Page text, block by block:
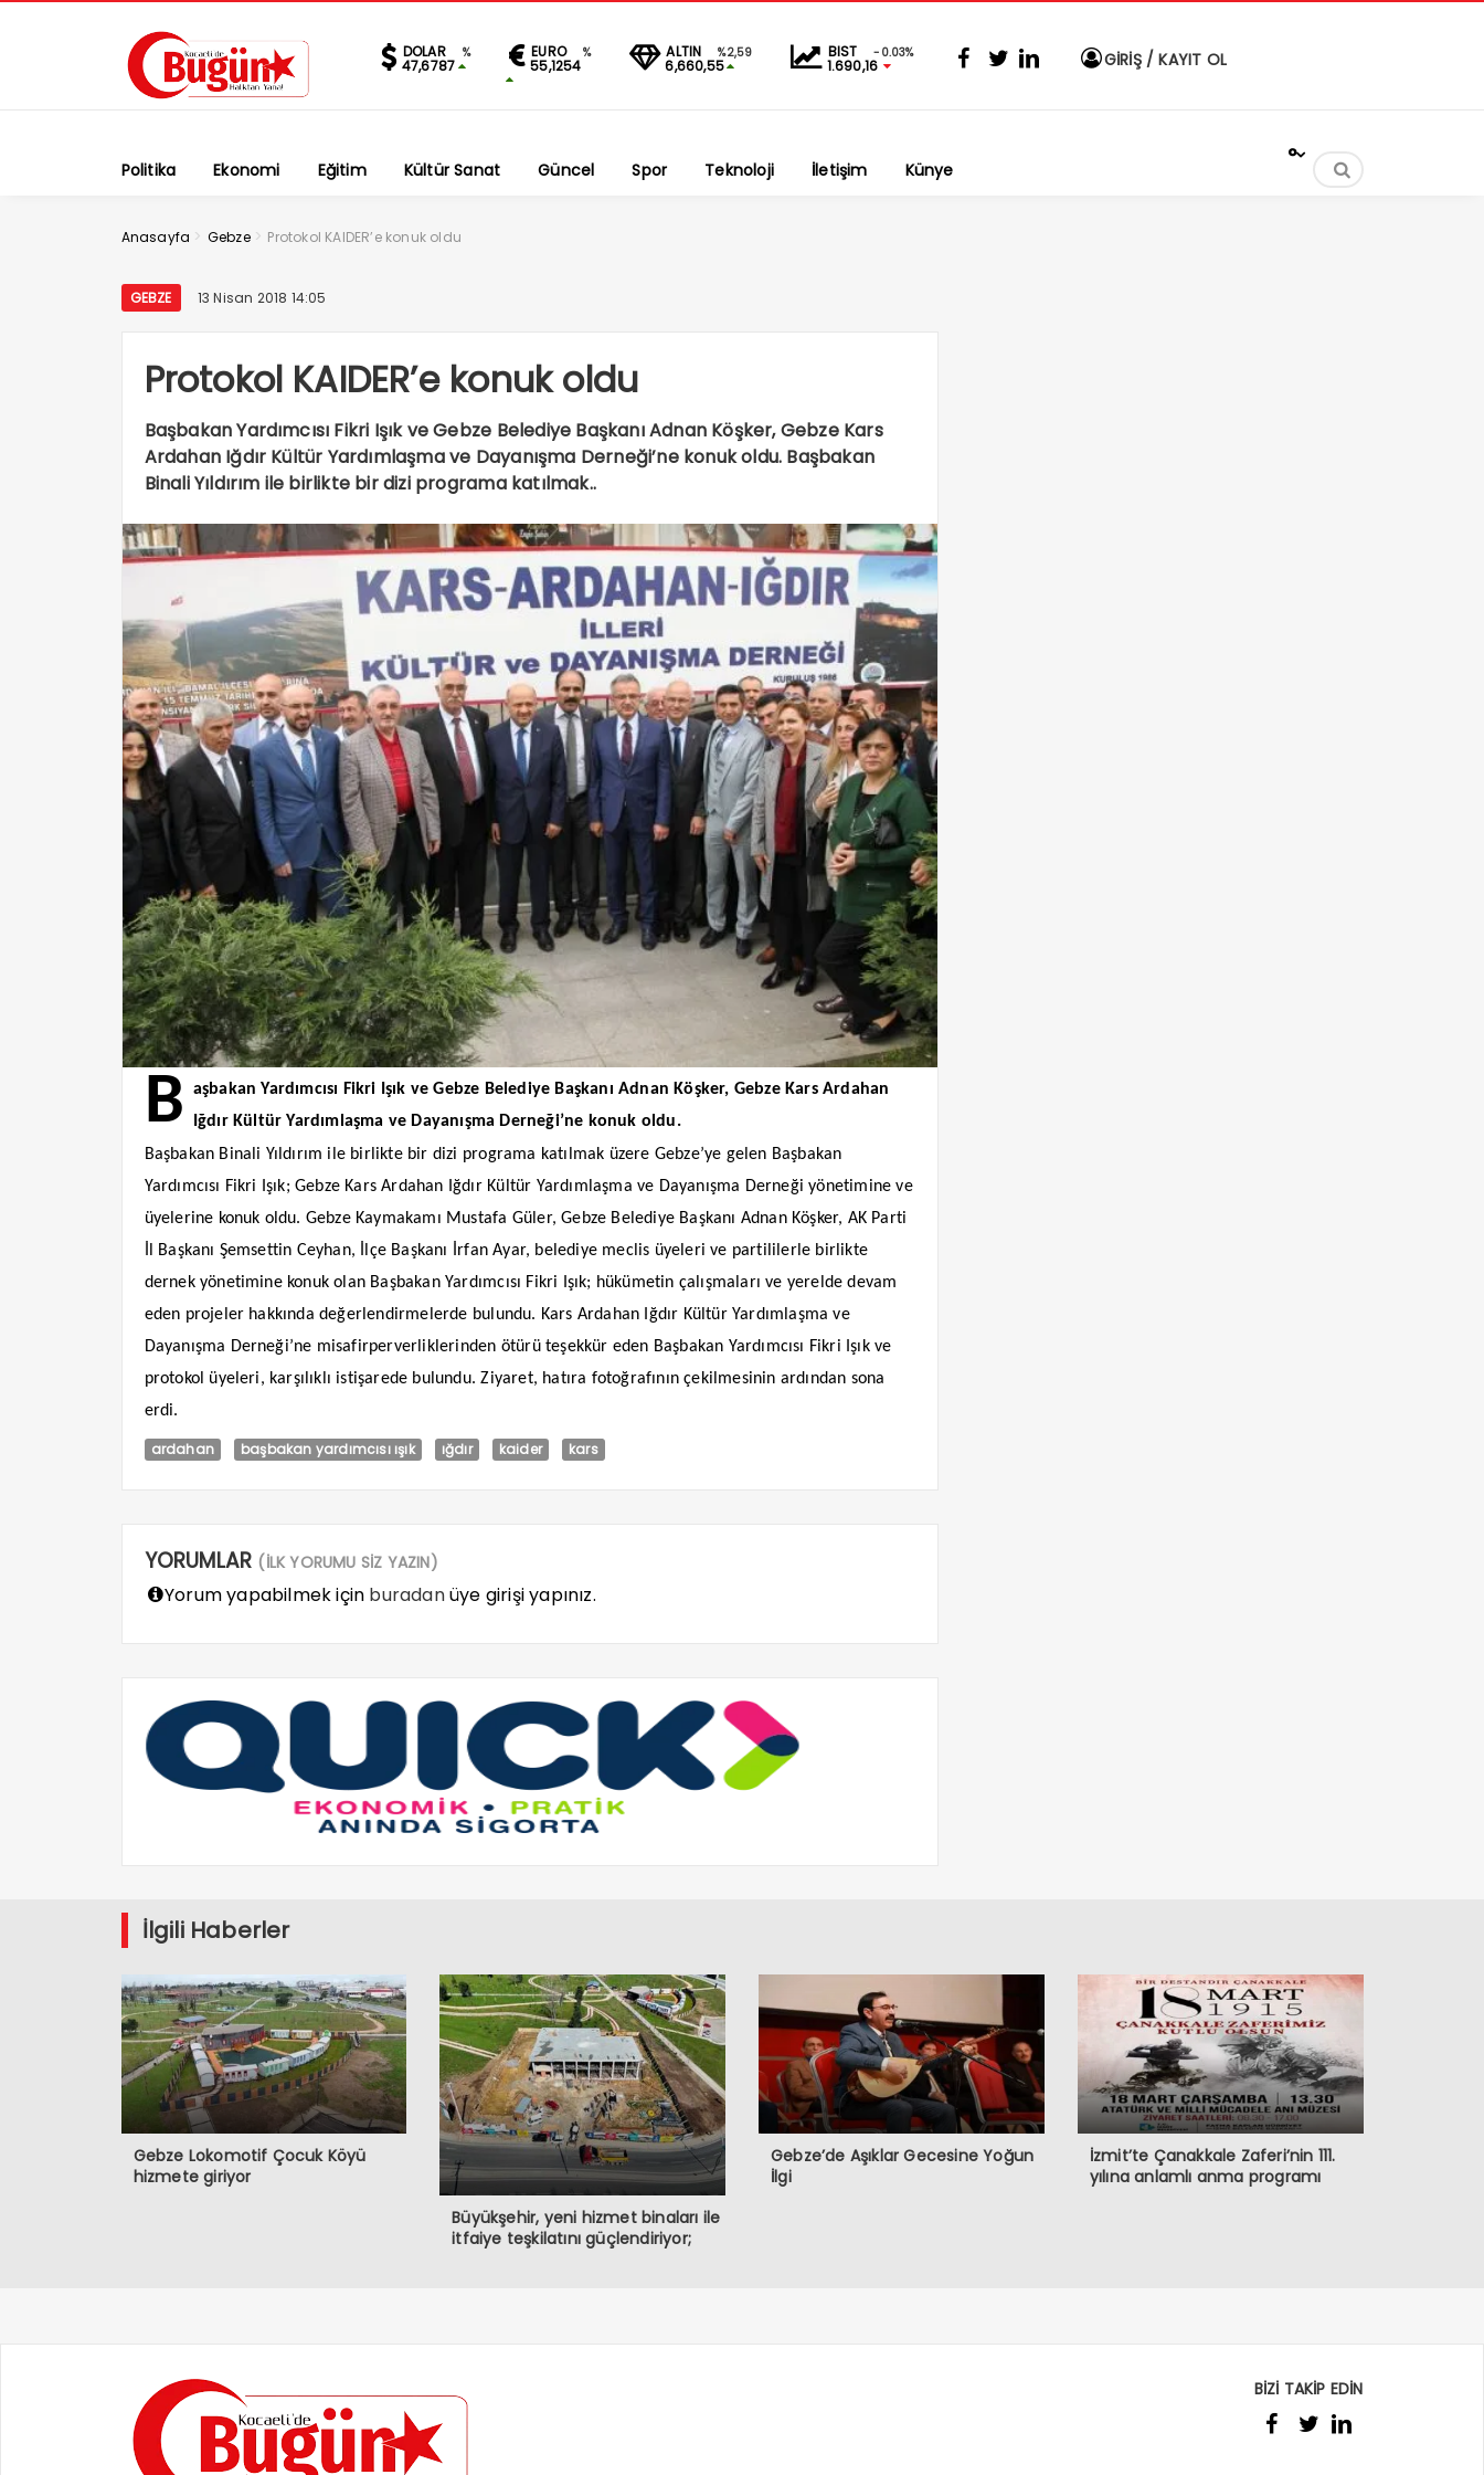
DOLAR %
47,6787
EURO %
55,1254
ALTIN %2,59
6,660,55
BIST -0.03%
1.690,16 GİRİŞ / KAYIT OL
Politika Ekonomi Eğitim Kültür Sanat Güncel Spor Teknoloji İletişim Künye
°
Anasayfa > Gebze > Protokol KAIDER’e konuk oldu
GEBZE 13 Nisan 2018 14:05
Protokol KAIDER’e konuk oldu
Başbakan Yardımcısı Fikri Işık ve Gebze Belediye Başkanı Adnan Köşker, Gebze Kars
Ardahan Iğdır Kültür Yardımlaşma ve Dayanışma Derneği’ne konuk oldu. Başbakan
Binali Yıldırım ile birlikte bir dizi programa katılmak..
B
aşbakan Yardımcısı Fikri Işık ve Gebze Belediye Başkanı Adnan Köşker, Gebze Kars Ardahan
Iğdır Kültür Yardımlaşma ve Dayanışma Derneği’ne konuk oldu.
Başbakan Binali Yıldırım ile birlikte bir dizi programa katılmak üzere Gebze’ye gelen Başbakan
Yardımcısı Fikri Işık; Gebze Kars Ardahan Iğdır Kültür Yardımlaşma ve Dayanışma Derneği yönetimine ve
üyelerine konuk oldu. Gebze Kaymakamı Mustafa Güler, Gebze Belediye Başkanı Adnan Köşker, AK Parti
İl Başkanı Şemsettin Ceyhan, İlçe Başkanı İrfan Ayar, belediye meclis üyeleri ve partililerle birlikte
dernek yönetimine konuk olan Başbakan Yardımcısı Fikri Işık; hükümetin çalışmaları ve yerelde devam
eden projeler hakkında değerlendirmelerde bulundu. Kars Ardahan Iğdır Kültür Yardımlaşma ve
Dayanışma Derneği’ne misafirperverliklerinden ötürü teşekkür eden Başbakan Yardımcısı Fikri Işık ve
protokol üyeleri, karşılıklı istişarede bulundu. Ziyaret, hatıra fotoğrafının çekilmesinin ardından sona
erdi.
ardahan başbakan yardımcısı ışık ığdır kaider kars
YORUMLAR (İLK YORUMU SİZ YAZIN)
Yorum yapabilmek için buradanüye girişi yapınız.
İlgili Haberler
Gebze Lokomotif Çocuk Köyü
hizmete giriyor
Büyükşehir, yeni hizmet binaları ile
itfaiye teşkilatını güçlendiriyor;
Gebze’de Aşıklar Gecesine Yoğun
İlgi
İzmit’te Çanakkale Zaferi’nin 111.
yılına anlamlı anma programı
BİZİ TAKİP EDİN